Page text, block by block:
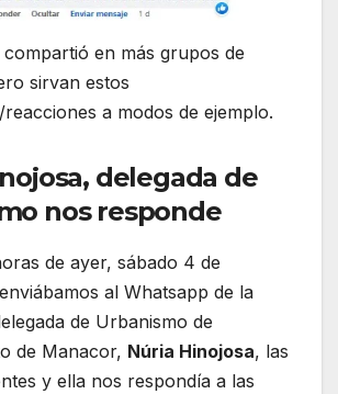
compartió en más grupos de
sirvan estos
a modos de ejemplo.
delegada de
nos responde
de ayer, sábado 4 de
al Whatsapp de la
de Urbanismo de
de Manacor, Núria Hinojosa, las
y ella nos respondía a las